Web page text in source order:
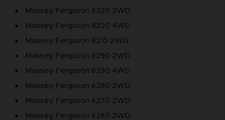
Massey Ferguson 8220 2WD
Massey Ferguson 8220 4WD
Massey Ferguson 8210 2WD
Massey Ferguson 6290 2WD
Massey Ferguson 6290 4WD
Massey Ferguson 6280 2WD
Massey Ferguson 6270 2WD
Massey Ferguson 6265 2WD